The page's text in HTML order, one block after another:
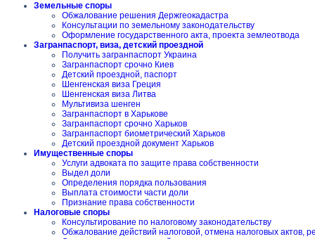
Земельные споры
Обжалование решения Держгеокадастра
Консультации по земельному законодательству
Оформление государственного акта, проекта землеотвода
Загранпаспорт, виза, детский проездной
Получить загранпаспорт Украина
Загранпаспорт срочно Киев
Детский проездной, паспорт
Шенгенская виза Греция
Шенгенская виза Литва
Мультивиза шенген
Загранпаспорт в Харькове
Загранпаспорт срочно Харьков
Загранпаспорт биометрический Харьков
Детский проездной документ Харьков
Имущественные споры
Услуги адвоката по защите права собственности
Выдел доли
Определения порядка пользования
Выплата стоимости части доли
Признание права собственности
Налоговые споры
Консультирование по налоговому законодательству
Обжалование действий налоговой, отмена налоговых актов,